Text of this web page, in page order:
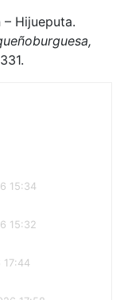
Hijueputa.
15:34
15:32
17:44